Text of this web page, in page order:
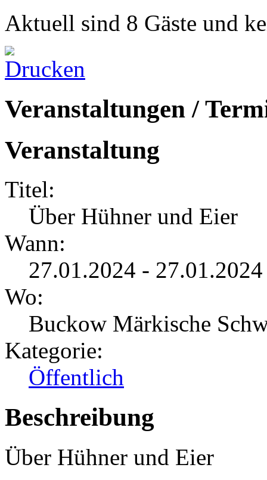
Aktuell sind 8 Gäste und
Veranstaltungen /
Veranstaltung
Titel:
Über Hühner und Eier
Wann:
27.01.2024 -
Wo:
Buckow Märkische
Kategorie:
Öffentlich
Beschreibung
Über Hühner und Eier